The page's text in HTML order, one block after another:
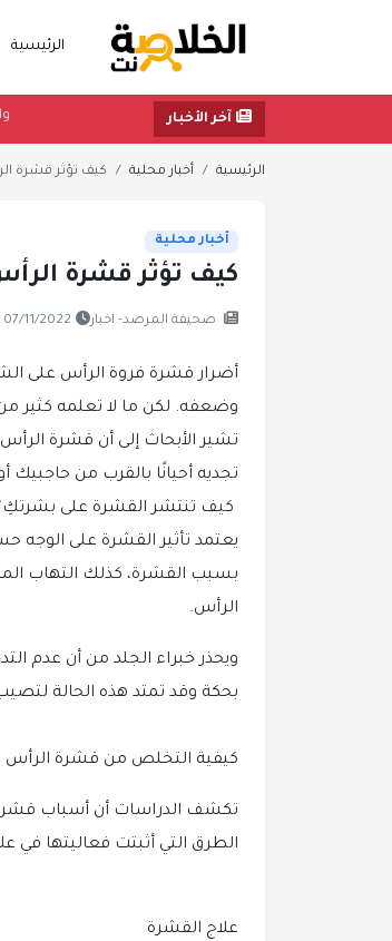
الرئيسية
آخر الأخبار
الرئيسية أخبار محلية كيف تؤثر قشرة
أخبار محلية
كيف تؤثر قشرة
صحيفة المرصد- اخبار 07/11/2022 15:35
أضرار قشرة فروة الرأس على
وضعفه. لكن ما لا تعلمه كثير
تشير الأبحاث إلى أن قشرة
تجديه أحيانًا بالقرب من حاجبيك
كيف تنتشر القشرة على
يعتمد تأثير القشرة على الوجه
بسبب القشرة، كذلك التهاب
الرأس.
ويحذر خبراء الجلد من أن عدم
بحكة وقد تمتد هذه الحالة
كيفية التخلص من قشرة الرأس
تكشف الدراسات أن أسباب قشرة
الطرق التي أثبتت فعاليتها في
علاج القشرة